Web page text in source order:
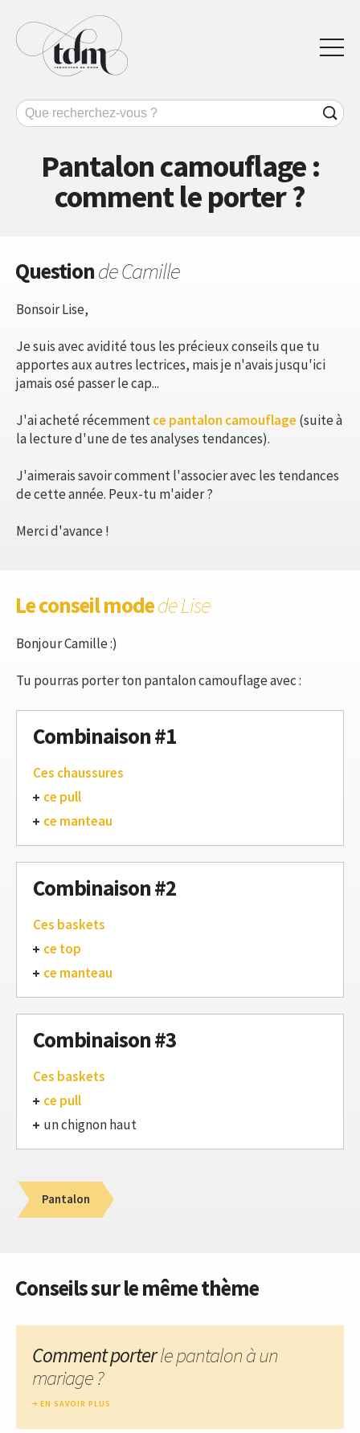
Pantalon camouflage :
comment le porter ?
Questionde Camille
Bonsoir Lise,
Je suis avec avidité tous les précieux conseils que tu
apportes aux autres lectrices, mais je n'avais jusqu'ici
jamais osé passer le cap...
J'ai acheté récemmentce pantalon camouflage (suite à
la lecture d'une de tes analyses tendances).
J'aimerais savoir comment l'associer avec les tendances
de cette année. Peux-tu m'aider ?
Merci d'avance !
Le conseil modede Lise
Bonjour Camille :)
Tu pourras porter ton pantalon camouflage avec :
Combinaison #1
Ces chaussures
ce pull
ce manteau
Combinaison #2
Ces baskets
ce top
ce manteau
Combinaison #3
Ces baskets
ce pull
un chignon haut
Pantalon
Conseils sur le même thème
Comment porterle pantalon à un
mariage ?
EN SAVOIR PLUS